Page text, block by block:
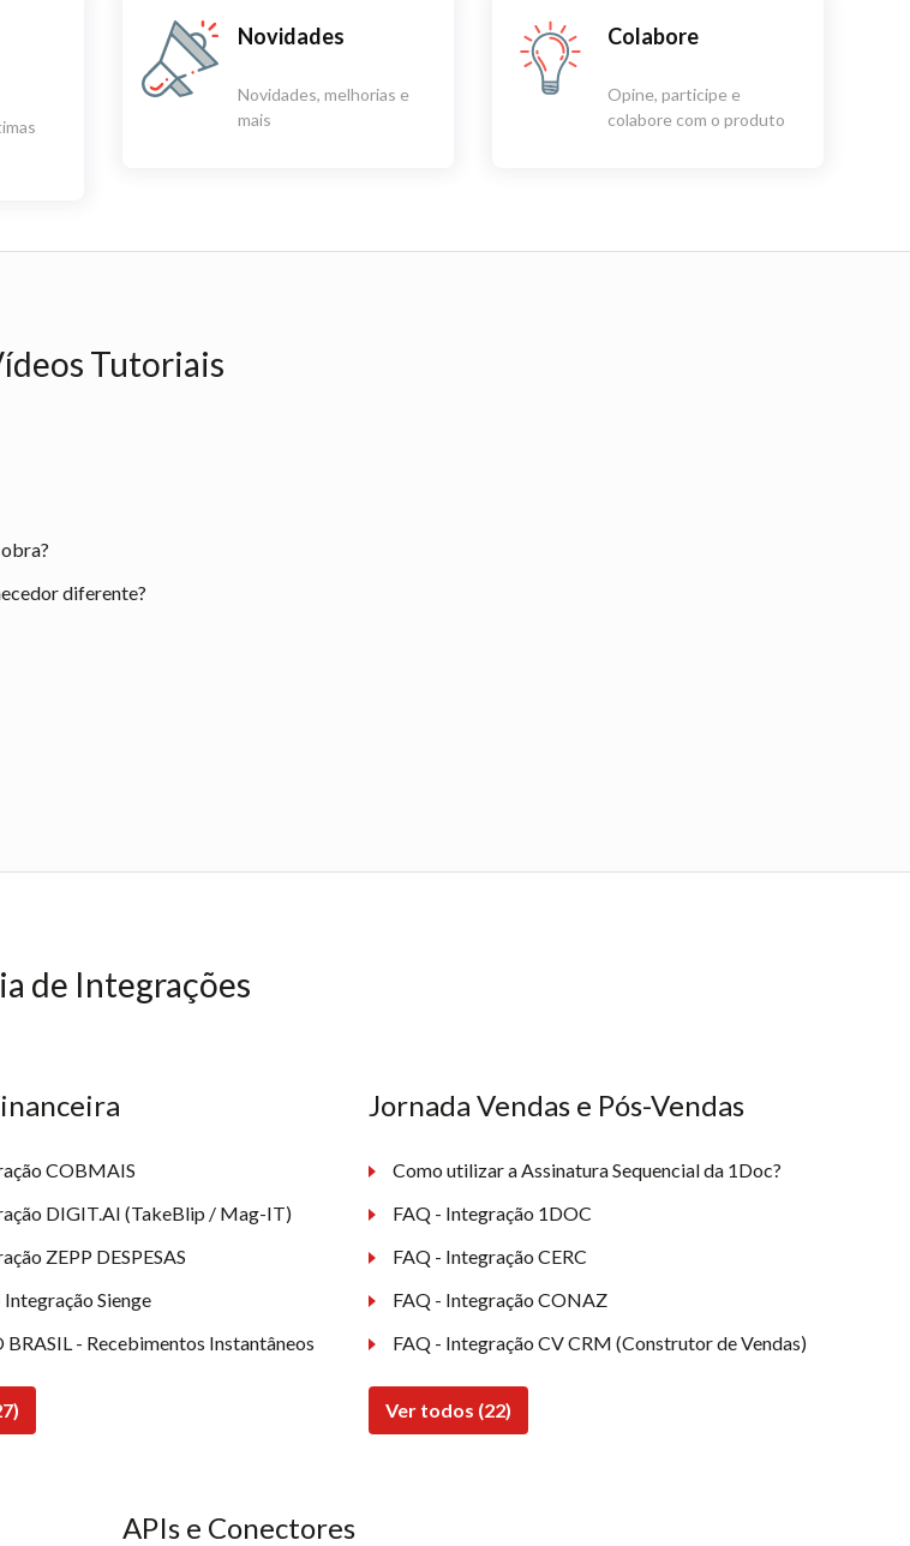
Novidades
Novidades, melhorias e
mais
Colabore
Opine, participe e
colabore com o produto
Tutoriais
diferente?
de Integrações
COBMAIS
DIGIT.AI (TakeBlip / Mag-IT)
ZEPP DESPESAS
Sienge
- Recebimentos Instantâneos
Jornada Vendas e Pós-Vendas
Como utilizar a Assinatura Sequencial da 1Doc?
FAQ - Integração 1DOC
FAQ - Integração CERC
FAQ - Integração CONAZ
FAQ - Integração CV CRM (Construtor de Vendas)
Ver todos (22)
APIs e Conectores